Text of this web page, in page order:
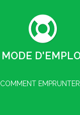
MODE
COMMENT